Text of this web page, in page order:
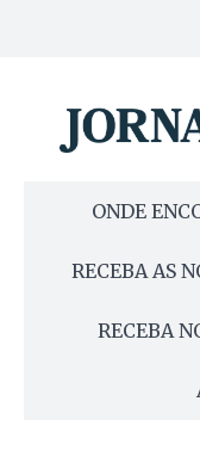
ONDE
RECEBA AS
RECEBA